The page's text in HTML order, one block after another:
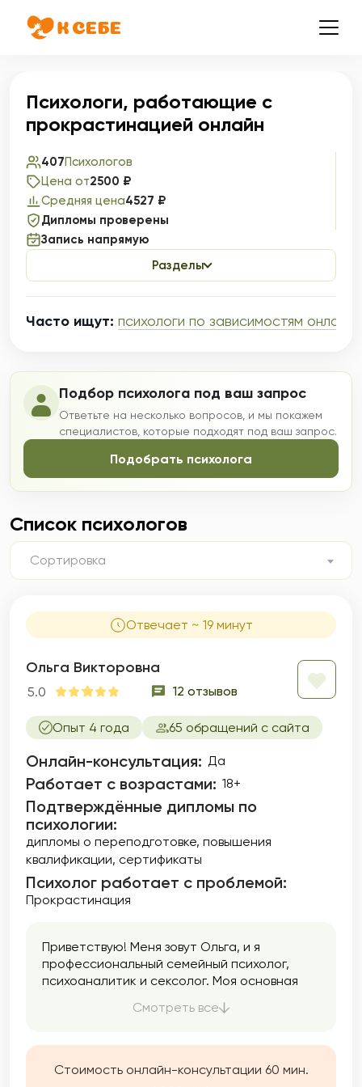
Психологи, работающие с
прокрастинацией онлайн
407Психологов
Цена от2500 ₽
Средняя цена4527 ₽
Дипломы проверены
Запись напрямую
Разделы
Часто ищут: психологи по зависимостям онлайн
Подбор психолога под ваш запрос
Ответьте на несколько вопросов, и мы покажем
специалистов, которые подходят под ваш запрос.
Подобрать психолога
Список психологов
Сортировка
Отвечает ~ 19 минут
Ольга Викторовна
5.0 12 отзывов
Опыт 4 года 65 обращений с сайта
Онлайн-консультация: Да
Работает с возрастами: 18+
Подтверждённые дипломы по
психологии:
дипломы о переподготовке повышения
квалификации сертификаты
Психолог работает с проблемой:
Прокрастинация
Приветствую! Меня зовут Ольга, и я
профессиональный семейный психолог,
психоаналитик и сексолог. Моя основная
качества их жизни, отношений и
я уделяю особое внимание семейным
отношениям. Семья — это основа нашего
Смотреть все
Стоимость онлайн-консультации 60 мин.